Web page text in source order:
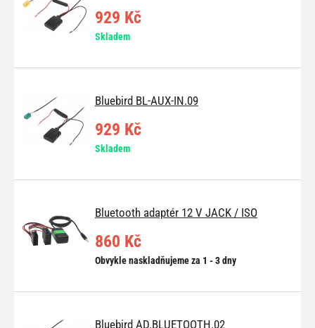
929 Kč
Skladem
Bluebird BL-AUX-IN.09
929 Kč
Skladem
Bluetooth adaptér 12 V JACK / ISO
860 Kč
Obvykle naskladňujeme za 1 - 3 dny
Bluebird AD.BLUETOOTH.02